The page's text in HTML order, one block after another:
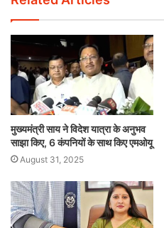
मुख्यमंत्री साय ने विदेश यात्रा के अनुभव
साझा किए, 6 कंपनियों के साथ किए एमओयू
August 31, 2025